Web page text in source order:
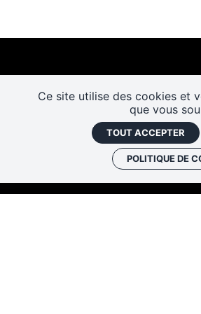
Ce site utilise des cookies et
que vous
TOUT ACCEPTER
POLITIQUE DE
Les cafés
historiques